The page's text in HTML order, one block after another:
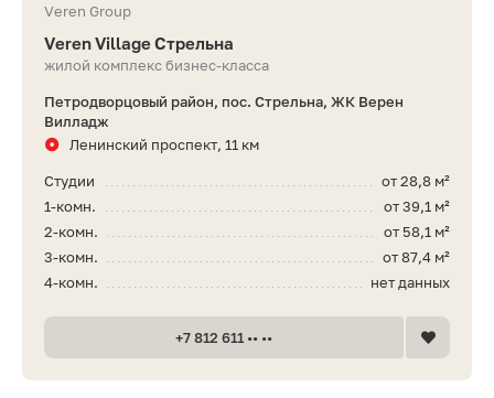
Veren Group
Veren Village Стрельна
жилой комплекс бизнес-класса
Петродворцовый район, пос. Стрельна, ЖК Верен
Вилладж
Ленинский проспект, 11 км
от 28,8 м²
Студии
от 39,1 м²
1-комн.
от 58,1 м²
2-комн.
от 87,4 м²
3-комн.
нет данных
4-комн.
+7 812 611 •• ••